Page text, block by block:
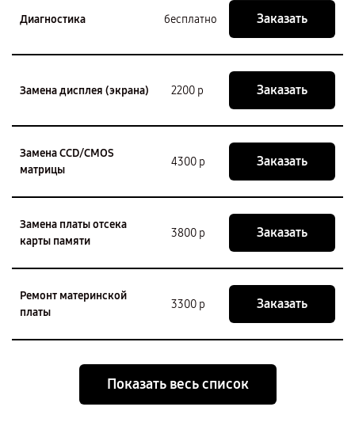
Диагностика бесплатно Заказать
Замена дисплея (экрана) 2200 р Заказать
Замена CCD/CMOS
матрицы
4300 р Заказать
Замена платы отсека
карты памяти
3800 р Заказать
Ремонт материнской
платы
3300 р Заказать
Показать весь список